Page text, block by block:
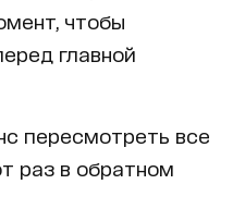
чтобы
главной
пересмотреть все
раз в обратном